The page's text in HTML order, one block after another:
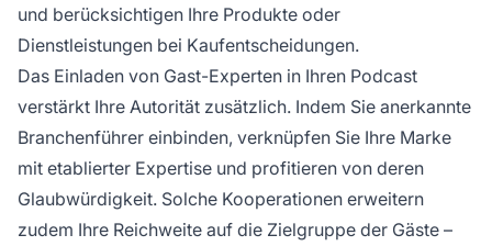
und berücksichtigen Ihre Produkte oder
Dienstleistungen bei Kaufentscheidungen.
Das Einladen von Gast-Experten in Ihren Podcast
verstärkt Ihre Autorität zusätzlich. Indem Sie anerkannte
Branchenführer einbinden, verknüpfen Sie Ihre Marke
mit etablierter Expertise und profitieren von deren
Glaubwürdigkeit. Solche Kooperationen erweitern
zudem Ihre Reichweite auf die Zielgruppe der Gäste –